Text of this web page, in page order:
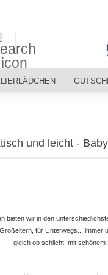
und leicht -
bieten wir in den
für Unterwegs...
gleich ob schlicht, mit schönem